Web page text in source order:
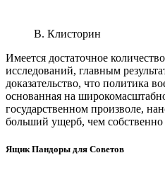
В. Клисторин
Имеется достаточное
исследований, главным
доказательство, что политика
основанная на
государственном произволе,
больший ущерб, чем
Ящик Пандоры для Советов